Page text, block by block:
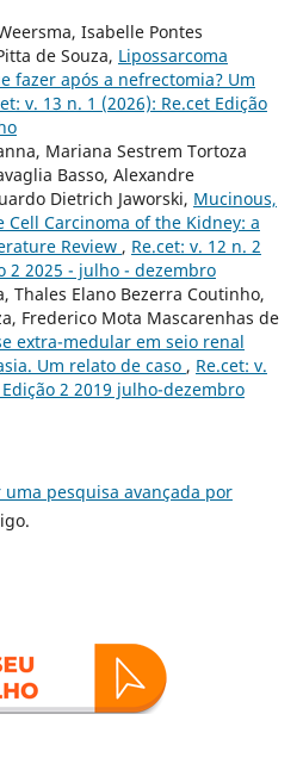
Isabelle Pontes
de Souza, Lipossarcoma
fazer após a nefrectomia? Um
v. 13 n. 1 (2026): Re.cet Edição
Mariana Sestrem Tortoza
Basso, Alexandre
Dietrich Jaworski, Mucinous,
Carcinoma of the Kidney: a
Review , Re.cet: v. 12 n. 2
2 2025 - julho - dezembro
Thales Elano Bezerra Coutinho,
Frederico Mota Mascarenhas de
extra-medular em seio renal
Um relato de caso , Re.cet: v.
2 2019 julho-dezembro
uma pesquisa avançada por